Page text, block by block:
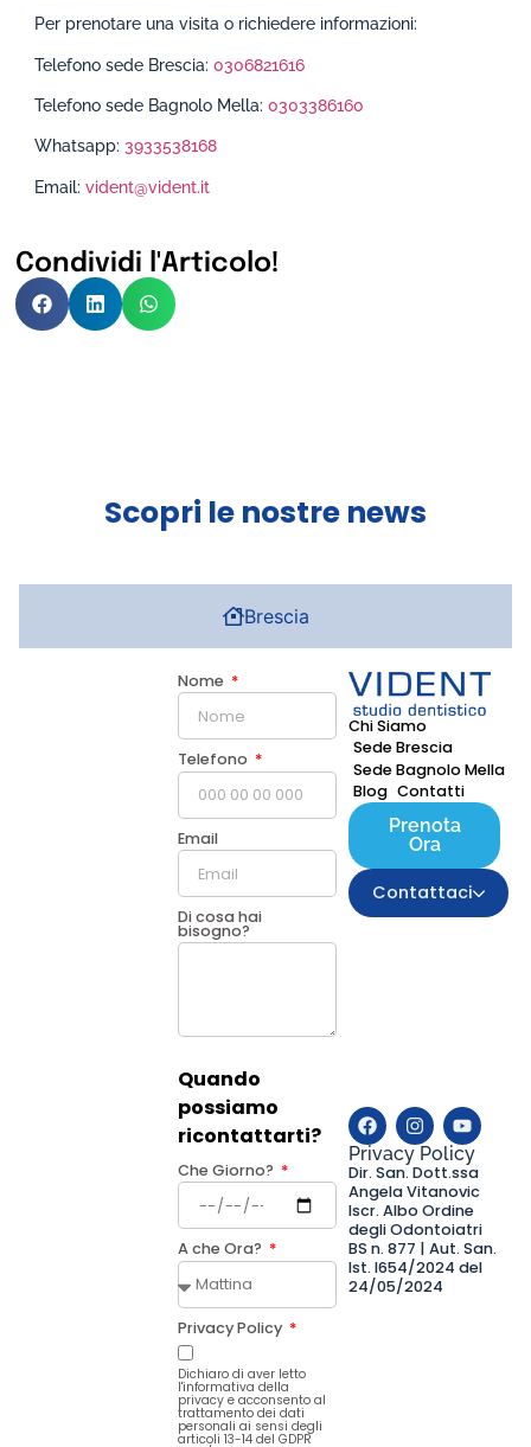
Per prenotare una visita o richiedere informazioni:
Telefono sede Brescia:0306821616
Telefono sede Bagnolo Mella:0303386160
Whatsapp:3933538168
Email:vident@vident.it
Condividi l'Articolo!
Scopri le nostre news
Brescia
Nome
Telefono
Email
Di cosa hai
bisogno?
Quando
possiamo
ricontattarti?
Che Giorno?
A che Ora?
Privacy Policy
Dichiaro di aver letto
l'informativa della
privacy e acconsento al
trattamento dei dati
personali ai sensi degli
articoli 13-14 del GDPR
Chi Siamo
Sede Brescia
Sede Bagnolo Mella
Blog Contatti
Prenota
Ora
Contattaci
Privacy Policy
Dir. San. Dott.ssa
Angela Vitanovic
Iscr. Albo Ordine
degli Odontoiatri
BS n. 877 | Aut. San.
Ist. I654/2024 del
24/05/2024